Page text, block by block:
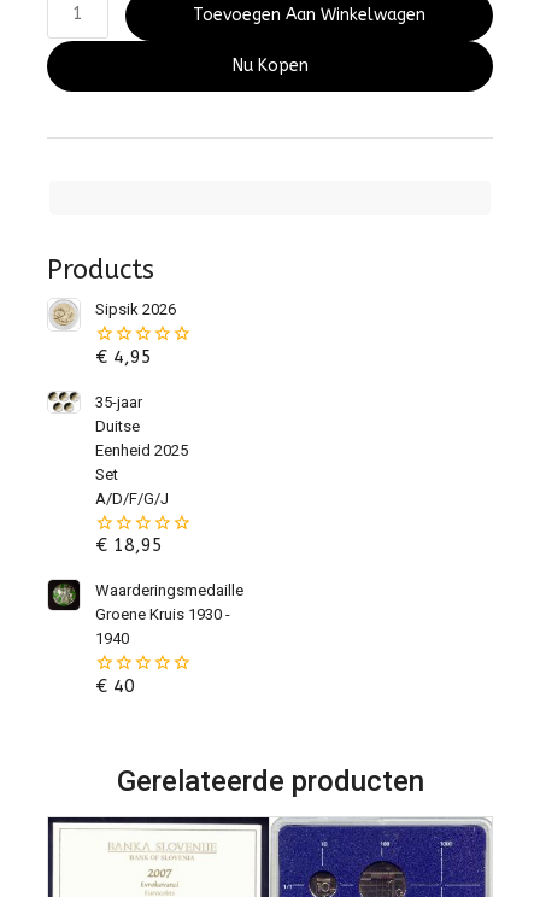
Products
Sipsik 2026
0
de
€4,95
35-jaar
Duitse
Eenheid 2025
Set
A/D/F/G/J
0
de
€18,95
Waarderingsmedaille
Groene Kruis 1930 -
1940
0
€40
Toevoegen Aan Winkelwagen
Nu Kopen
Gerelateerde producten